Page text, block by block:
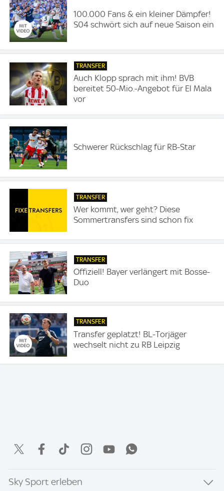
100.000 Fans & ein kleiner Dämpfer!
S04 schwört sich auf neue Saison ein
TRANSFER
Auch Klopp sprach mit ihm! BVB
bereitet 50-Mio.-Angebot für El Mala
vor
Schwerer Rückschlag für RB-Star
TRANSFER
Wer kommt, wer geht? Diese
Sommertransfers sind schon fix
TRANSFER
Offiziell! Bayer verlängert mit Bosse-
Duo
TRANSFER
Transfer geplatzt! BL-Torjäger
wechselt nicht zu RB Leipzig
Sky Sport erleben